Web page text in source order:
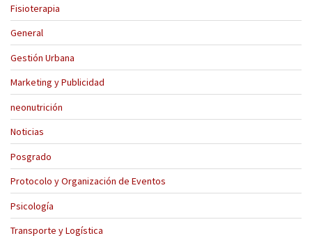
Fisioterapia
General
Gestión Urbana
Marketing y Publicidad
neonutrición
Noticias
Posgrado
Protocolo y Organización de Eventos
Psicología
Transporte y Logística